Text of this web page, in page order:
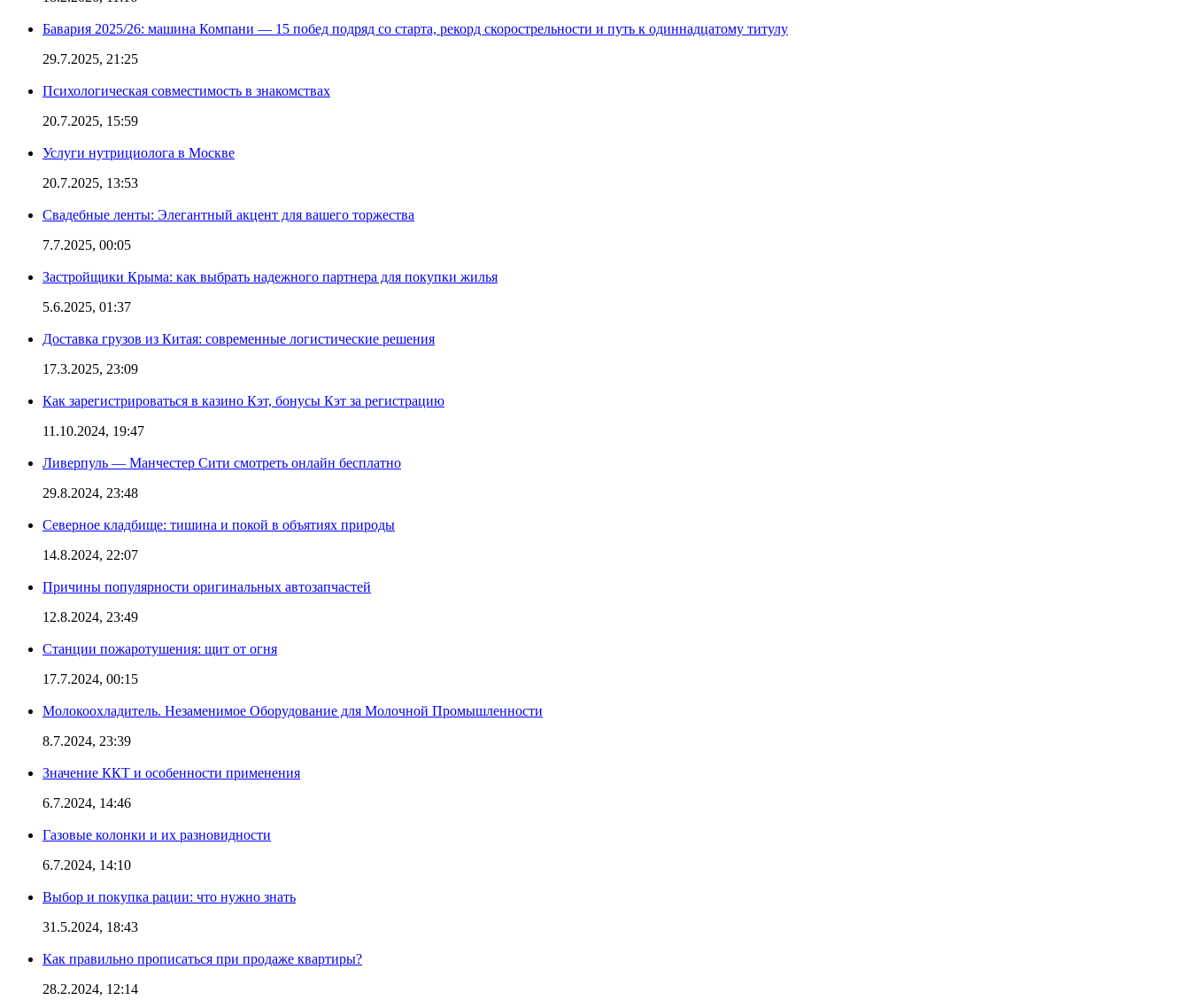
Бавария 2025/26: машина Компани — 15 побед подряд со старта, рекорд скорострельности и путь к одиннадцатому титулу
29.7.2025, 21:25
Психологическая совместимость в знакомствах
20.7.2025, 15:59
Услуги нутрициолога в Москве
20.7.2025, 13:53
Свадебные ленты: Элегантный акцент для вашего торжества
7.7.2025, 00:05
Застройщики Крыма: как выбрать надежного партнера для покупки жилья
5.6.2025, 01:37
Доставка грузов из Китая: современные логистические решения
17.3.2025, 23:09
Как зарегистрироваться в казино Кэт, бонусы Кэт за регистрацию
11.10.2024, 19:47
Ливерпуль — Манчестер Сити смотреть онлайн бесплатно
29.8.2024, 23:48
Северное кладбище: тишина и покой в объятиях природы
14.8.2024, 22:07
Причины популярности оригинальных автозапчастей
12.8.2024, 23:49
Станции пожаротушения: щит от огня
17.7.2024, 00:15
Молокоохладитель. Незаменимое Оборудование для Молочной Промышленности
8.7.2024, 23:39
Значение ККТ и особенности применения
6.7.2024, 14:46
Газовые колонки и их разновидности
6.7.2024, 14:10
Выбор и покупка рации: что нужно знать
31.5.2024, 18:43
Как правильно прописаться при продаже квартиры?
28.2.2024, 12:14